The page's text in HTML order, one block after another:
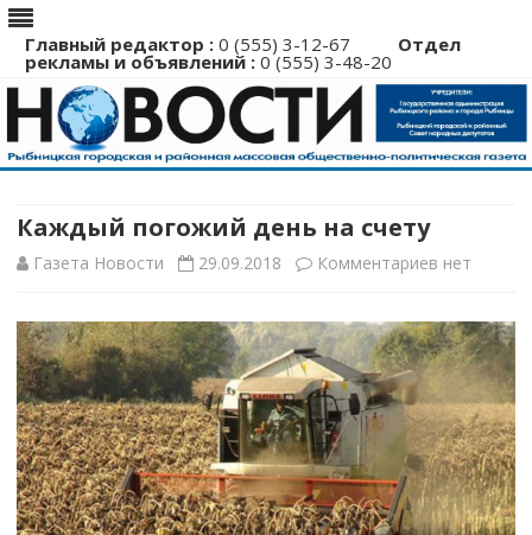
Главный редактор : 0 (555) 3-12-67 Отдел
рекламы и объявлений : 0 (555) 3-48-20
Перейти
Каждый погожий день на счету
Газета Новости 29.09.2018 Комментариев к
Каждый
погожий
день
на
счету
нет